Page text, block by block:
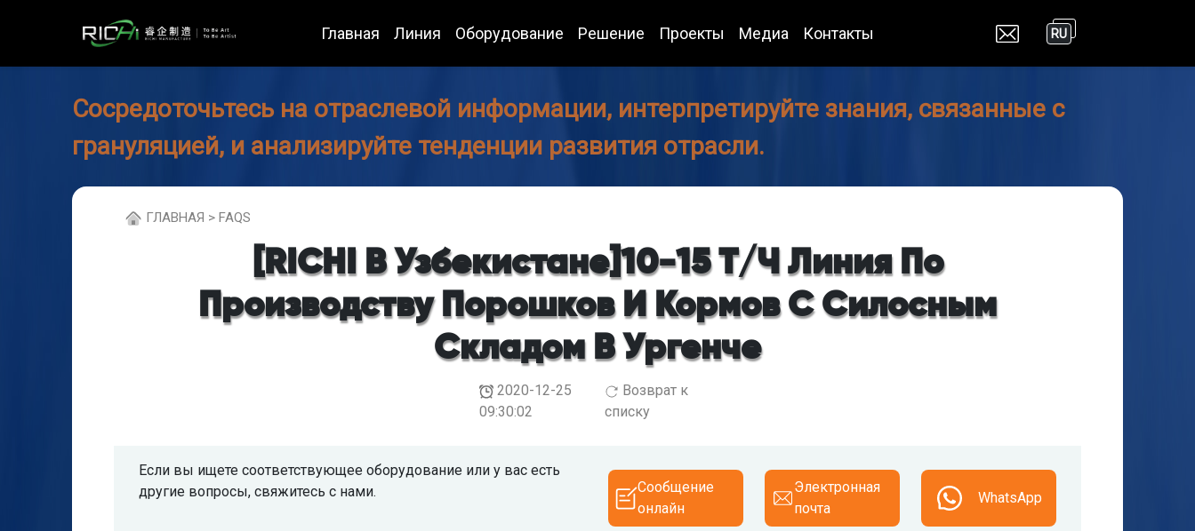
Главная Линия Оборудование Решение Проекты Медиа Контакты RU
Сосредоточьтесь на отраслевой информации, интерпретируйте знания, связанные с
грануляцией, и анализируйте тенденции развития отрасли.
ГЛABHAЯ > FAQS
[RICHI В Узбекистане]10-15 Т/ч Линия По
Производству Порошков И Кормов С Силосным
Складом В Ургенче
2020-12-25
09:30:02
Возврат к
списку
Если вы ищете соответствующее оборудование или у вас есть
другие вопросы, свяжитесь с нами.
Сообщение
онлайн
Электронная
почта
WhatsApp